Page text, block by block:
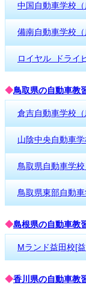
中国自動車学校（
備南自動車学校（
ロイヤル ドライ
◆鳥取県の自動車教
倉吉自動車学校（
山陰中央自動車学
鳥取県自動車学校
鳥取県東部自動車
◆島根県の自動車教
Mランド益田校[
◆香川県の自動車教